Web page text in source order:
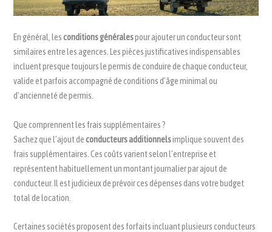
En général, lesconditions généralespour ajouter un conducteur sont
similaires entre les agences. Les pièces justificatives indispensables
incluent presque toujours le permis de conduire de chaque conducteur,
valide et parfois accompagné de conditions d’âge minimal ou
d’ancienneté de permis.
Que comprennent les frais supplémentaires ?
Sachez que l’ajout deconducteurs additionnelsimplique souvent des
frais supplémentaires. Ces coûts varient selon l’entreprise et
représentent habituellement un montant journalier par ajout de
conducteur. Il est judicieux de prévoir ces dépenses dans votre budget
total de location.
Certaines sociétés proposent des forfaits incluant plusieurs conducteurs